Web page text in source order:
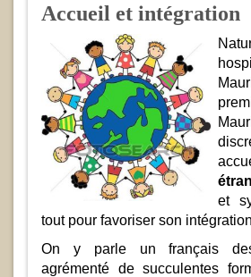
Accueil et intégration
et
tout pour favoriser son
On y parle un français
agrémenté de succulentes